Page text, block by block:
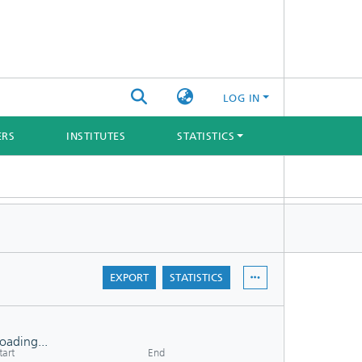
LOG IN
INSTITUTES STATISTICS
EXPORT STATISTICS
End